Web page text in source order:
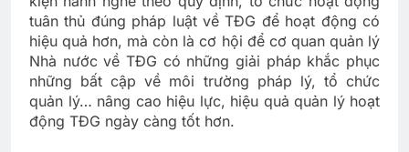
tuân thủ đúng pháp luật về TĐG để hoạt động có
hiệu quả hơn, mà còn là cơ hội để cơ quan quản lý
Nhà nước về TĐG có những giải pháp khắc phục
những bất cập về môi trường pháp lý, tổ chức
quản lý… nâng cao hiệu lực, hiệu quả quản lý hoạt
động TĐG ngày càng tốt hơn.